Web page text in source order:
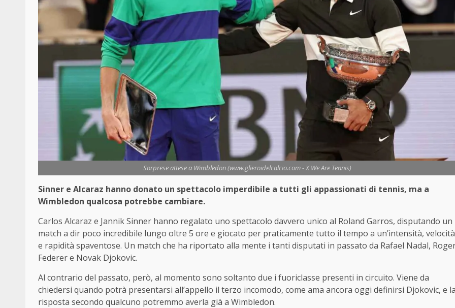
Sorprese attese a Wimbledon (www.glieroidelcalcio.com - X We Are Tennis)
Sinner e Alcaraz hanno donato un spettacolo imperdibile a tutti gli appassionati di tennis, ma a
Wimbledon qualcosa potrebbe cambiare.
Carlos Alcaraz e Jannik Sinner hanno regalato uno spettacolo davvero unico al Roland Garros, disputando un
match a dir poco incredibile lungo oltre 5 ore e giocato per praticamente tutto il tempo a un’intensità, velocità
e rapidità spaventose. Un match che ha riportato alla mente i tanti disputati in passato da Rafael Nadal,
Federer e Novak Djokovic.
Al contrario del passato, però, al momento sono soltanto due i fuoriclasse presenti in circuito. Viene da
chiedersi quando potrà presentarsi all’appello il terzo incomodo, come ama ancora oggi definirsi Djokovic, e
risposta secondo qualcuno potremmo averla già a Wimbledon.